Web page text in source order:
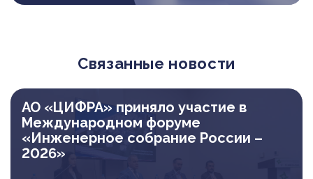
Связанные новости
АО «ЦИФРА» приняло участие в
Международном форуме
«Инженерное собрание России –
2026»